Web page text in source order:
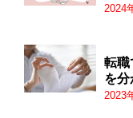
2024
転職
を
2023